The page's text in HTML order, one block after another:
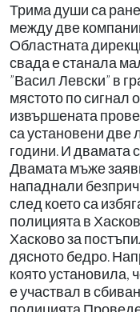
Трима души са
между две
Областната
свада е станала
”Васил Левски” в
мястото по сигнал
извършената
са установени две
години. И двамата
Двамата мъже
нападнали
след което са
полицията в
Хасково за
дясното бедро.
която установила,
е участвал в